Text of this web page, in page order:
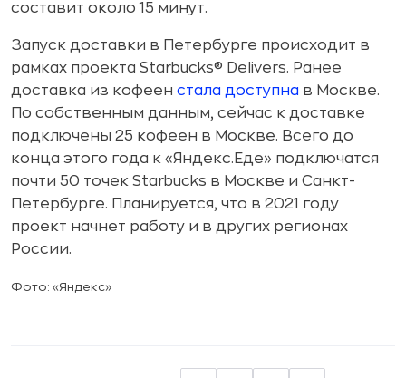
составит около 15 минут.
Запуск доставки в Петербурге происходит в
рамках проекта Starbucks® Delivers. Ранее
доставка из кофеен стала доступна в Москве.
По собственным данным, сейчас к доставке
подключены 25 кофеен в Москве. Всего до
конца этого года к «Яндекс.Еде» подключатся
почти 50 точек Starbucks в Москве и Санкт-
Петербурге. Планируется, что в 2021 году
проект начнет работу и в других регионах
России.
Фото: «Яндекс»